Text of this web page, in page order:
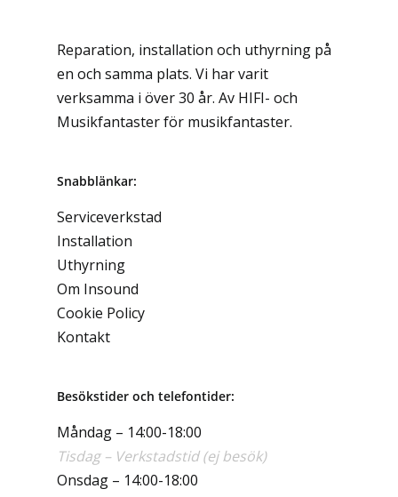
Reparation, installation och uthyrning på
en och samma plats. Vi har varit
verksamma i över 30 år. Av HIFI- och
Musikfantaster för musikfantaster.
Snabblänkar:
Serviceverkstad
Installation
Uthyrning
Om Insound
Cookie Policy
Kontakt
Besökstider och telefontider:
Måndag – 14:00-18:00
Tisdag – Verkstadstid (ej besök)
Onsdag – 14:00-18:00